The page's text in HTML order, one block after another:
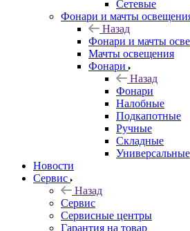
Сетевые
Фонари и мачты
Назад
Фонари и мачты
Мачты освещения
Фонари
Назад
Фонари
Налобные
Подкапотные
Ручные
Складные
Универсальные
Новости
Сервис
Назад
Сервис
Сервисные центры
Гарантия на товар